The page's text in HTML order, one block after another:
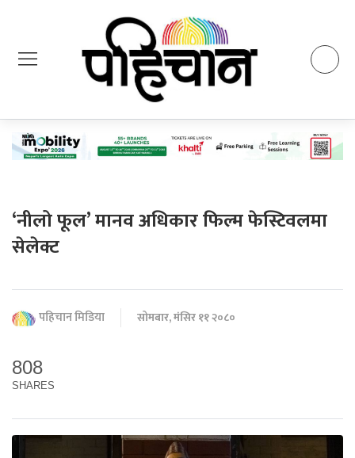
‘नीलो फूल’ मानव अधिकार फिल्म फेस्टिवलमा
सेलेक्ट
पहिचान मिडिया सोमबार, मंसिर ११ २०८०
808
SHARES